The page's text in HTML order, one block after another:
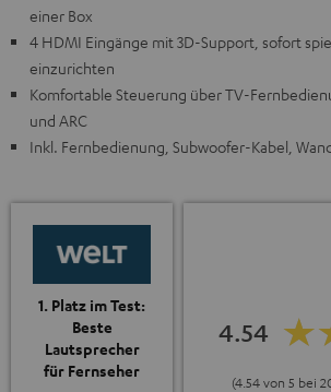
einer Box
4 HDMI Eingänge mit 3D-Support, sofort
einzurichten
Komfortable Steuerung über TV-
und ARC
Inkl. Fernbedienung, Subwoofer-Kabel,
1. Platz im Test:
Beste
Lautsprecher
für Fernseher
4.54
(4.54 von 5 bei